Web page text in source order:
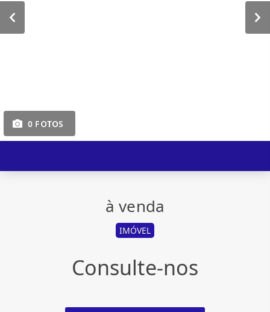
0 FOTOS
à venda
IMÓVEL
Consulte-nos